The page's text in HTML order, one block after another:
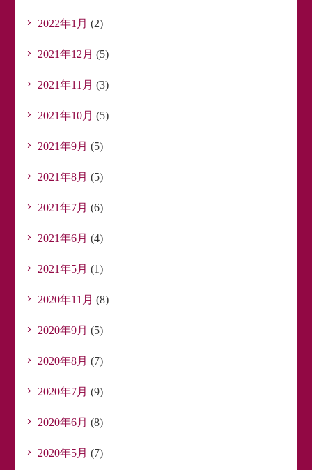
2022年1月 (2)
2021年12月 (5)
2021年11月 (3)
2021年10月 (5)
2021年9月 (5)
2021年8月 (5)
2021年7月 (6)
2021年6月 (4)
2021年5月 (1)
2020年11月 (8)
2020年9月 (5)
2020年8月 (7)
2020年7月 (9)
2020年6月 (8)
2020年5月 (7)